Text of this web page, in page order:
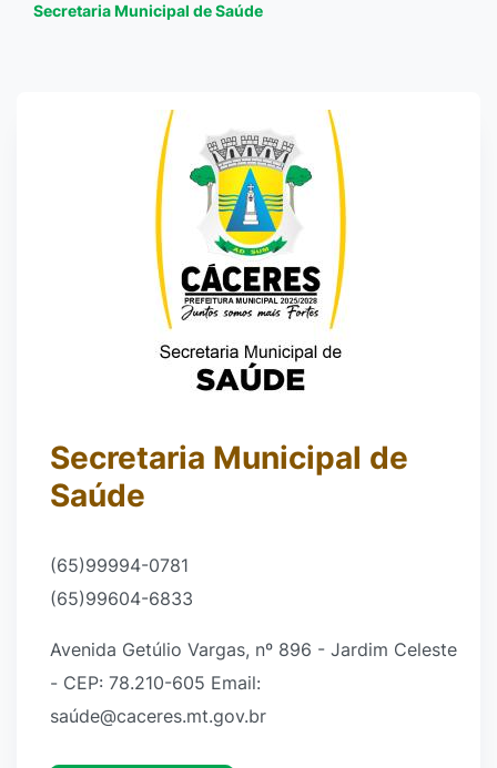
Secretaria Municipal de Saúde
Secretaria Municipal de
Saúde
(65)99994-0781
(65)99604-6833
Avenida Getúlio Vargas, nº 896 - Jardim Celeste
- CEP: 78.210-605 Email:
saúde@caceres.mt.gov.br